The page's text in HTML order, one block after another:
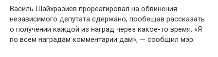
Василь Шайхразиев прореагировал на обвинения
независимого депутата сдержано, пообещав рассказать
о получении каждой из наград через какое-то время. «Я
по всем наградам комментарии дам», — сообщил мэр.